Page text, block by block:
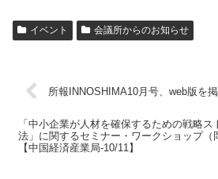
イベント 会議所からのお知らせ
所報INNOSHIMA10月号、web版を掲
「中小企業が人材を確保するための戦略
法」に関するセミナー・ワークショップ（
【中国経済産業局-10/11】